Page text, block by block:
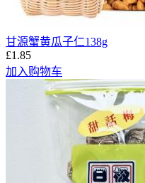
甘源蟹黄瓜子仁138g
£1.85
加入购物车